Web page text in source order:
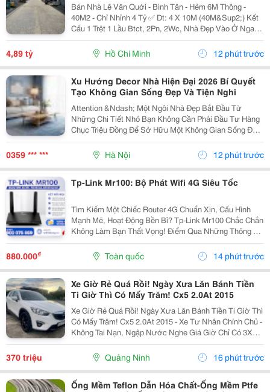
Bán Nhà Lê Văn Quới - Bình Tân - Hẻm 6M Thông -
40M2 - Chỉ Nhỉnh 4 Tỷ ✅ Dt: 4 X 10M (40M&Sup2;) Kết
Cấu 1 Trệt 1 Lầu Btct, 2Pn, 2Wc, Nhà Đẹp Vào Ở Ngay.
Hẻm Xe Tải 6M Thông, Chỉ 1 Xẹt, Sát Mặt Tiền. Vị Trí
Đẹp, Kết Nối Thoại Ngọc Hầu - Phan...
4,89 tỷ Hồ Chí Minh 12 phút trước
Xu Hướng Decor Nhà Hiện Đại 2026 Bí Quyết
Tạo Không Gian Sống Đẹp Và Tiện Nghi
Attention &Ndash; Một Ngôi Nhà Đẹp Bắt Đầu Từ
Những Chi Tiết Nhỏ Bạn Không Cần Phải Đầu Tư Hàng
Chục Triệu Đồng Để Sở Hữu Một Không Gian Sống Đẹp.
Chỉ Với Vài Món Đồ Decor Phù Hợp Như Ghế Lười, Đèn
Trang Trí, Thảm Trải Sàn Hay Tranh Treo Tường, Căn...
0359 *** *** Hà Nội 12 phút trước
Tp-Link Mr100: Bộ Phát Wifi 4G Siêu Tốc
Tìm Kiếm Một Chiếc Router 4G Chuẩn Xịn, Cấu Hình
Mạnh Mẽ, Hoạt Động Bền Bỉ? Tp-Link Mr100 Chắc Chắn
Không Làm Bạn Thất Vọng! Điểm Qua Những Thông Số
Đáng Tiền Của Em Nó: Chuẩn Mạng: 4G Lte Tốc Độ Tải
Xuống 150Mbps, Tải Lên 50Mbps. Tốc Độ Wifi:...
880.000₫ Toàn quốc 14 phút trước
Xe Giờ Rẻ Quá Rồi! Ngày Xưa Lăn Bánh Tiền
Ti Giờ Thì Có Mấy Trăm! Cx5 2.0At 2015
Xe Giờ Rẻ Quá Rồi! Ngày Xưa Lăn Bánh Tiền Ti Giờ Thì
Có Mấy Trăm! Cx5 2.0At 2015 - Xe Tư Nhân Chính Chủ -
Không Tai Nạn, Ngập Nước Nghe Giá Giờ Chỉ Có 3Xx
Cụ Nào Ưng Alo Em! Liên Hệ: 0974078288 Xem Xe Tại:
Phú Diễn - Hà Nội
370 triệu Quảng Ninh 16 phút trước
Ống Mềm Teflon Dẫn Hóa Chất-Ống Mềm Ptfe